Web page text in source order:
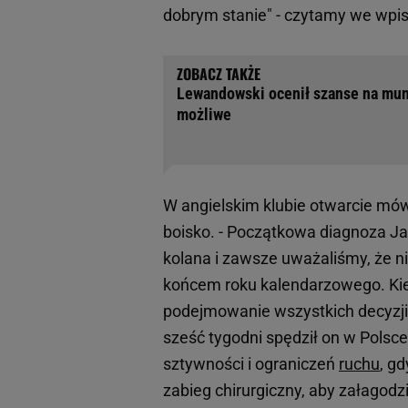
dobrym stanie" - czytamy we
Lewandowski ocenił szanse na
możliwe
W angielskim klubie otwarcie
boisko. - Początkowa diagnoza
kolana i zawsze uważaliśmy, że
końcem roku kalendarzowego.
podejmowanie wszystkich
sześć tygodni spędził on w
sztywności i ograniczeń ruchu,
zabieg chirurgiczny, aby